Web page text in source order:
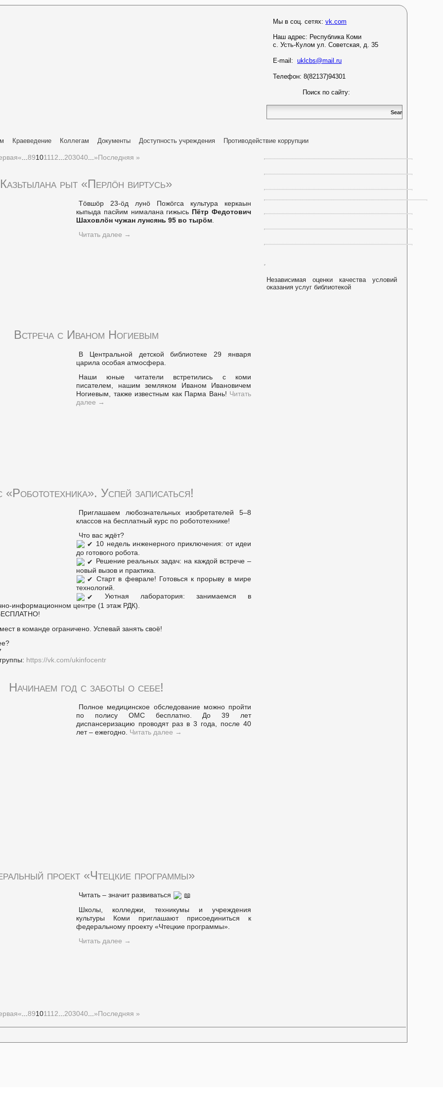
Мы в соц. сетях: vk.com
Наш адрес: Республика Коми
с. Усть-Кулом ул. Советская, д. 35
E-mail: uklcbs@mail.ru
Телефон: 8(82137)94301
Поиск по сайту:
Краеведение Коллегам Документы Доступность учреждения Противодействие коррупции
« 89101112 203040 »Последняя »
Казьтылана рыт «Перлӧн виртусь»
Тӧвшӧр 23-ӧд лунӧ Пожӧгса культура керкаын
кыпыда пасйим нималана гижысь Пётр Федотович
Шаховлӧн чужан лунсянь 95 во тырӧм
Читать далее →
Встреча с Иваном Ногиевым
В Центральной детской библиотеке 29 января
царила особая атмосфера.
Наши юные читатели встретились с коми
писателем, нашим земляком Иваном Ивановичем
Ногиевым, также известным как Парма Вань! Читать
далее →
«Робототехника». Успей записаться!
Приглашаем любознательных изобретателей 5–8
классов на бесплатный курс по робототехнике!
Что вас ждёт?
10 недель инженерного приключения: от идеи
до готового робота.
Решение реальных задач: на каждой встрече –
новый вызов и практика.
Старт в феврале! Готовься к прорыву в мире
технологий.
Уютная лаборатория: занимаемся в
информационном центре (1 этаж РДК).
в команде ограничено. Успевай занять своё!
https://vk.com/ukinfocentr
Начинаем год с заботы о себе!
Полное медицинское обследование можно пройти
по полису ОМС бесплатно. До 39 лет
диспансеризацию проводят раз в 3 года, после 40
лет – ежегодно. Читать далее →
проект «Чтецкие программы»
Читать – значит развиваться
Школы, колледжи, техникумы и учреждения
культуры Коми приглашают присоединиться к
федеральному проекту «Чтецкие программы».
Читать далее →
« 89101112 203040 »Последняя »
Независимая оценки качества условий
оказания услуг библиотекой